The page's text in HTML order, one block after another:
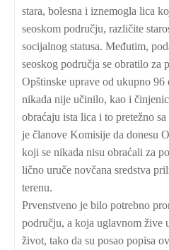
stara, bolesna i iznemogla lica
seoskom području, različite
socijalnog statusa. Međutim,
seoskog područja se obratilo za
Opštinske uprave od ukupno
nikada nije učinilo, kao i
obraćaju ista lica i to pretežno
je članove Komisije da donesu
koji se nikada nisu obraćali za
lično uruče novčana sredstva
terenu.
Prvenstveno je bilo potrebno
području, a koja uglavnom žive
život, tako da su posao popisa